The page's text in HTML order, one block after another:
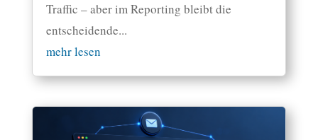
Traffic – aber im Reporting bleibt die
entscheidende...
mehr lesen